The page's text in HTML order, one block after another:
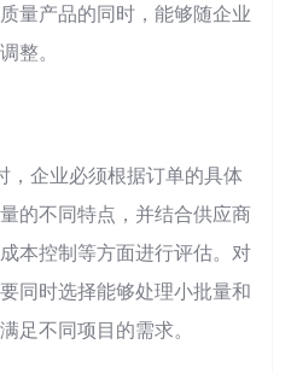
量产品的同时，能够随企业
整。
，企业必须根据订单的具体
的不同特点，并结合供应商
本控制等方面进行评估。对
同时选择能够处理小批量和
足不同项目的需求。